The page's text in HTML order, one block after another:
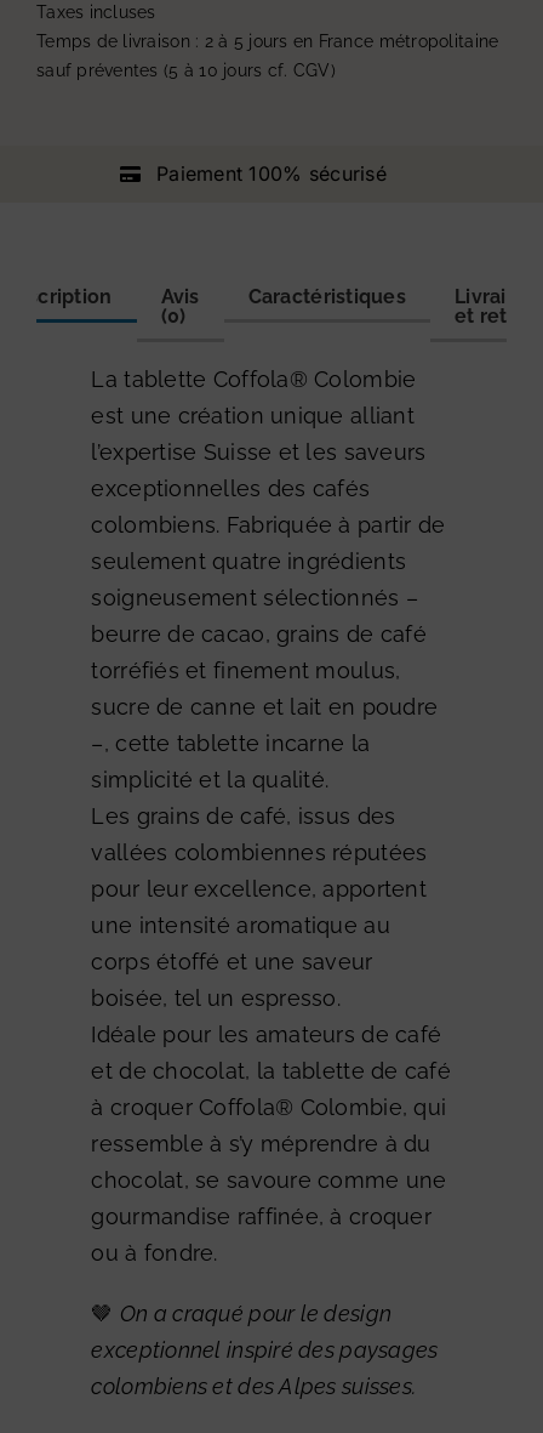
grand
cru
Colombie
à
Taxes incluses
Temps de livraison : 2 à 5 jours en France métropolitaine
sauf préventes (5 à 10 jours cf. CGV)
Paiement 100% sécurisé
Description
Avis
(0)
Caractéristiques
Livraison
et retour
La tablette Coffola® Colombie
est une création unique alliant
l’expertise Suisse et les saveurs
exceptionnelles des cafés
colombiens. Fabriquée à partir de
seulement quatre ingrédients
soigneusement sélectionnés –
beurre de cacao, grains de café
torréfiés et finement moulus,
sucre de canne et lait en poudre
–, cette tablette incarne la
simplicité et la qualité.
Les grains de café, issus des
vallées colombiennes réputées
pour leur excellence, apportent
une intensité aromatique au
corps étoffé et une saveur
boisée, tel un espresso.
Idéale pour les amateurs de café
et de chocolat, la tablette de café
à croquer Coffola® Colombie, qui
ressemble à s’y méprendre à du
chocolat, se savoure comme une
gourmandise raffinée, à croquer
ou à fondre.
🤎 On a craqué pour le design
exceptionnel inspiré des paysages
colombiens et des Alpes suisses.